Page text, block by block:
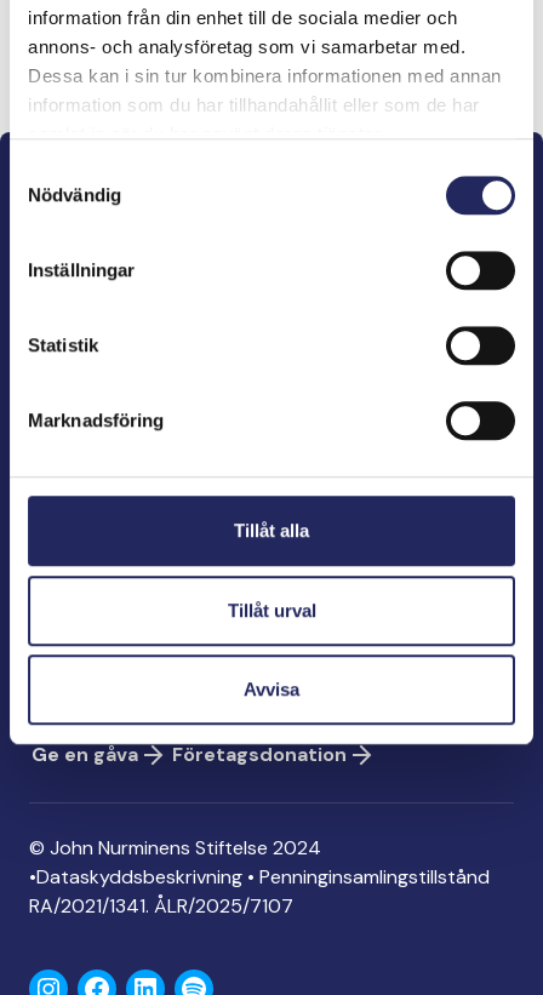
information från din enhet till de sociala medier och
annons- och analysföretag som vi samarbetar med.
Dessa kan i sin tur kombinera informationen med annan
information som du har tillhandahållit eller som de har
Nödvändig
Inställningar
Statistik
Marknadsföring
Tillåt alla
Tillåt urval
Avvisa
Lahjoita ja liity tähän tiimiin
kulturens väktare och utgivare av marin litteratur.
Bölegatan 2
00240 Helsingfors
Kontaktinformation
Ge en gåva
Ge en gåva
Företagsdonation
© John Nurminens Stiftelse 2024
•Dataskyddsbeskrivning • Penninginsamlingstillstånd
RA/2021/1341. ÅLR/2025/7107